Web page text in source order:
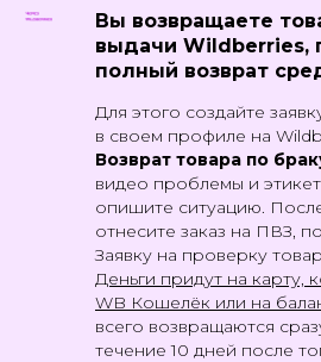
Вы возвращаете
выдачи Wildberries,
полный возврат
Для этого создайте
в своем профиле на
Возврат товара по
видео проблемы и
опишите ситуацию.
отнесите заказ на ПВЗ,
Заявку на проверку
Деньги придут на карту,
WB Кошелёк или на
всего возвращаются
течение 10 дней после